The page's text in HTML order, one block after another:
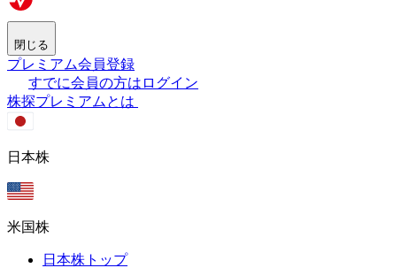
閉じる
プレミアム会員登録
すでに会員の方はログイン
株探プレミアムとは
日本株
米国株
日本株トップ